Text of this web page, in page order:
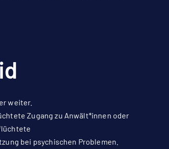
weiter.
Zugang zu Anwält*innen oder
bei psychischen Problemen.